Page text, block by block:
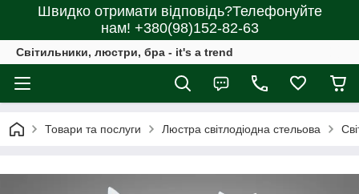
Швидко отримати відповідь?Телефонуйте
нам! +380(98)152-82-63
Світильники, люстри, бра - it's a trend
Товари та послуги Люстра світлодіодна стельова